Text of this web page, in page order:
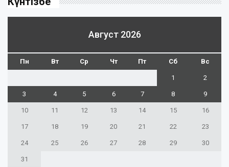
Август 2026
Пн Вт Ср Чт Пт Сб Вс
1 2
3 4 5 6 7 8 9
10 11 12 13 14 15 16
17 18 19 20 21 22 23
24 25 26 27 28 29 30
31